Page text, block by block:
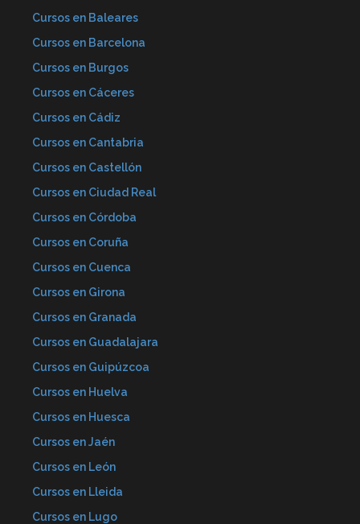
Cursos en Baleares
Cursos en Barcelona
Cursos en Burgos
Cursos en Cáceres
Cursos en Cádiz
Cursos en Cantabria
Cursos en Castellón
Cursos en Ciudad Real
Cursos en Córdoba
Cursos en Coruña
Cursos en Cuenca
Cursos en Girona
Cursos en Granada
Cursos en Guadalajara
Cursos en Guipúzcoa
Cursos en Huelva
Cursos en Huesca
Cursos en Jaén
Cursos en León
Cursos en Lleida
Cursos en Lugo